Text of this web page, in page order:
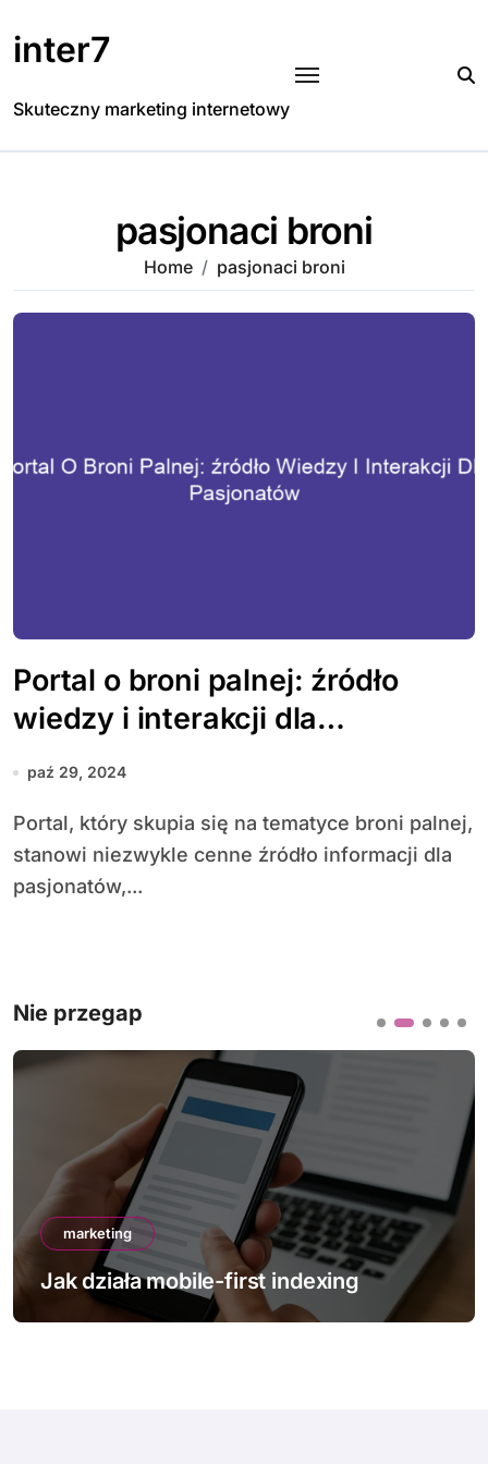
to
content
inter7
Skuteczny marketing internetowy
pasjonaci broni
Home pasjonaci broni
Portal o broni palnej: źródło
wiedzy i interakcji dla
pasjonatów
paź 29, 2024
Portal, który skupia się na tematyce broni palnej,
stanowi niezwykle cenne źródło informacji dla
pasjonatów,...
Nie przegap
marketing
Jak działa mobile-first indexing